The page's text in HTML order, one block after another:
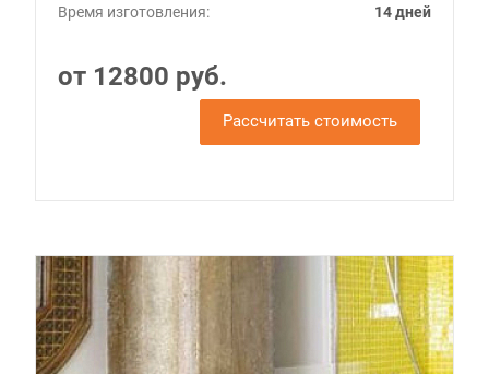
Время изготовления: 14 дней
от 12800 руб.
Рассчитать стоимость